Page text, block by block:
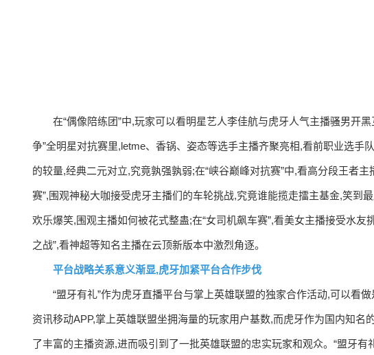
在“偶像陪练团”中,玩家可以看明星艺人李佳航与虎牙人气主播骚男开
争”全明星对抗赛里,letme、香锅、姿态等选手主播齐聚亮相,看前职业选手
的较量,经典二元对立,究竟孰强孰弱;在“峡谷巅峰对抗赛”中,看高分段王者
赛”,围观神秘大咖接受虎牙主播们的车轮挑战,究竟谁能揽走擂主基金,笑到
欢乐爆笑,围观主播如何被花式整蛊;在“女司机飙车赛”,看美女主播接受水
之战”,看神超等知名主播在云顶新版本中激烈角逐。
平台战略关系意义渐显,虎牙加紧平台合作步伐
“盟牙有礼”作为虎牙直播平台与掌上英雄联盟的独家合作活动,可以看
资讯移动APP,掌上英雄联盟坐拥海量的玩家用户基数,而虎牙作为国内知
了丰富的主播资源,进而吸引到了一批英雄联盟的忠实玩家和观众。“盟牙